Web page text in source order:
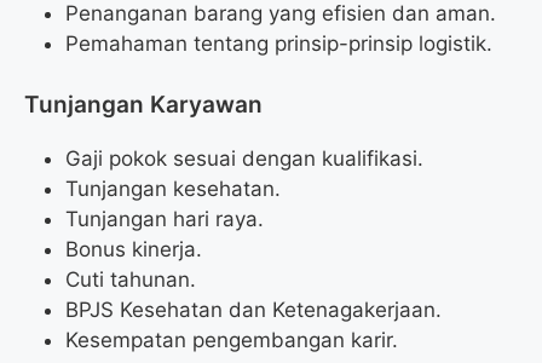
Penanganan barang yang efisien dan aman.
Pemahaman tentang prinsip-prinsip logistik.
Tunjangan Karyawan
Gaji pokok sesuai dengan kualifikasi.
Tunjangan kesehatan.
Tunjangan hari raya.
Bonus kinerja.
Cuti tahunan.
BPJS Kesehatan dan Ketenagakerjaan.
Kesempatan pengembangan karir.